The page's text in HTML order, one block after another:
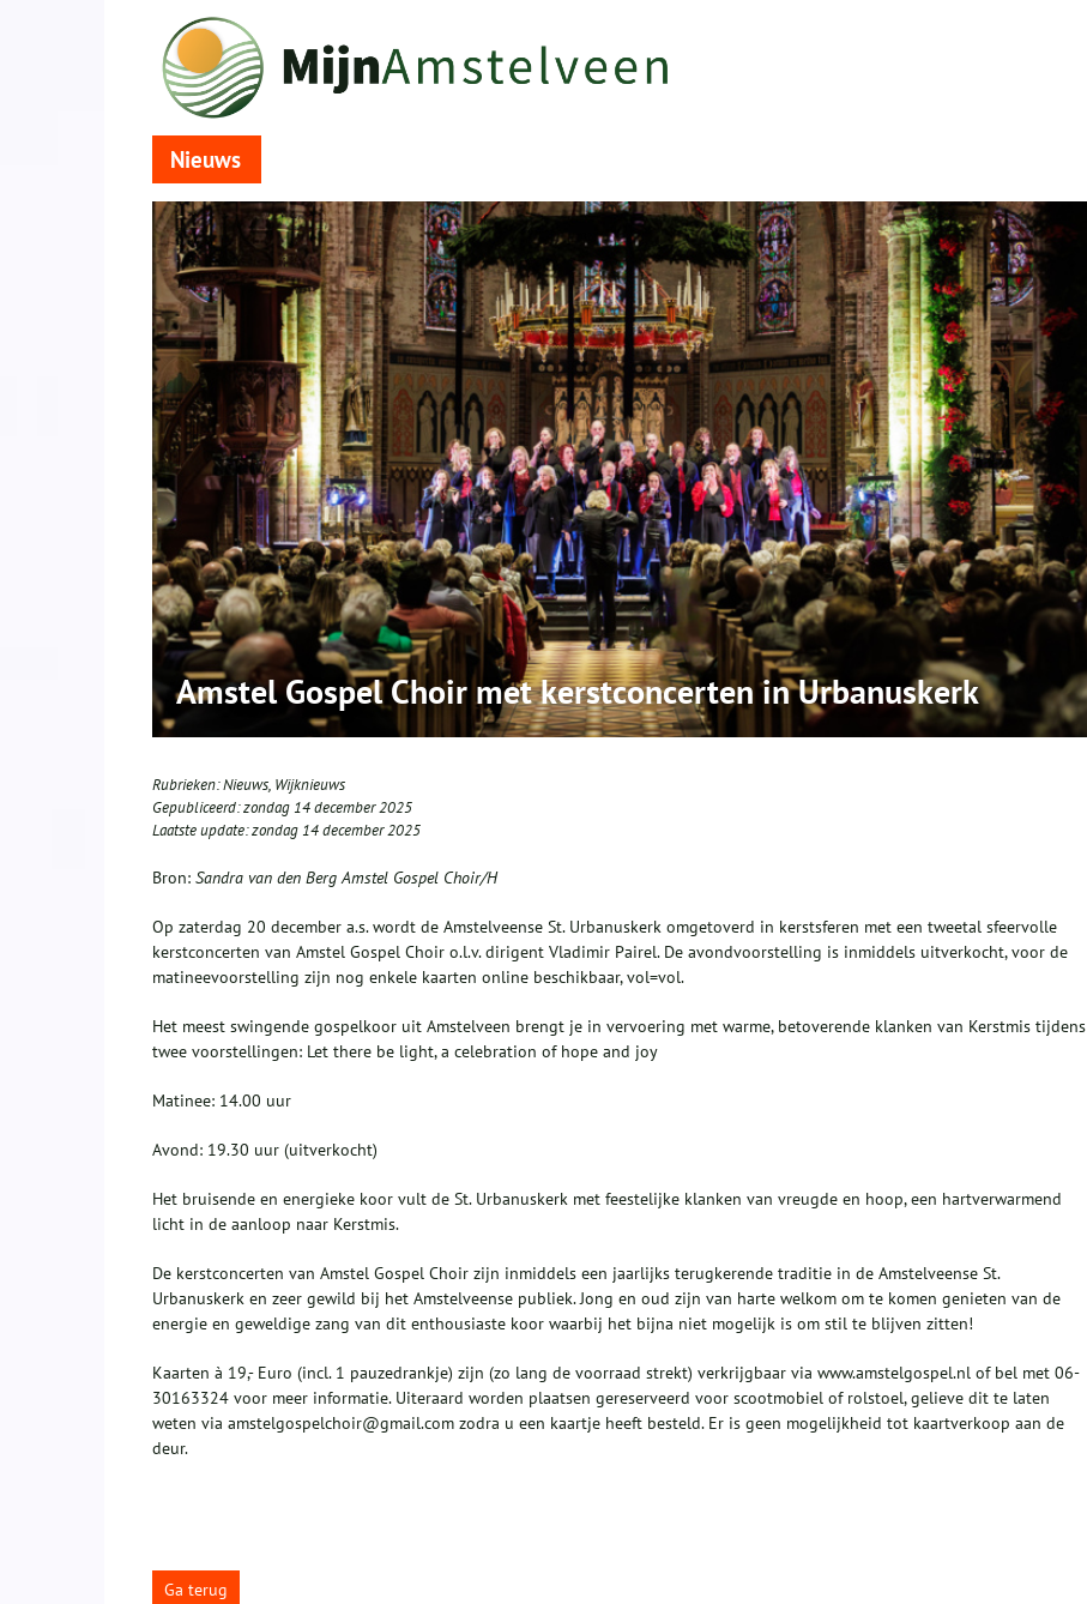
Nieuws
Amstel Gospel Choir met kerstconcerten in Urbanuskerk
Rubrieken:Nieuws, Wijknieuws
Gepubliceerd:zondag 14 december 2025
Laatste update:zondag 14 december 2025
Bron: Sandra van den Berg Amstel Gospel Choir/H
Op zaterdag 20 december a.s. wordt de Amstelveense St. Urbanuskerk omgetoverd in kerstsferen met een tweetal sfeervolle
kerstconcerten van Amstel Gospel Choir o.l.v. dirigent Vladimir Pairel. De avondvoorstelling is inmiddels uitverkocht, voor de
matineevoorstelling zijn nog enkele kaarten online beschikbaar, vol=vol.
Het meest swingende gospelkoor uit Amstelveen brengt je in vervoering met warme, betoverende klanken van Kerstmis tijdens
twee voorstellingen: Let there be light, a celebration of hope and joy
Matinee: 14.00 uur
Avond: 19.30 uur (uitverkocht)
Het bruisende en energieke koor vult de St. Urbanuskerk met feestelijke klanken van vreugde en hoop, een hartverwarmend
licht in de aanloop naar Kerstmis.
De kerstconcerten van Amstel Gospel Choir zijn inmiddels een jaarlijks terugkerende traditie in de Amstelveense St.
Urbanuskerk en zeer gewild bij het Amstelveense publiek. Jong en oud zijn van harte welkom om te komen genieten van de
energie en geweldige zang van dit enthousiaste koor waarbij het bijna niet mogelijk is om stil te blijven zitten!
Kaarten à 19,- Euro (incl. 1 pauzedrankje) zijn (zo lang de voorraad strekt) verkrijgbaar via www.amstelgospel.nl of bel met 06-
30163324 voor meer informatie. Uiteraard worden plaatsen gereserveerd voor scootmobiel of rolstoel, gelieve dit te laten
weten via amstelgospelchoir@gmail.com zodra u een kaartje heeft besteld. Er is geen mogelijkheid tot kaartverkoop aan de
deur.
Ga terug